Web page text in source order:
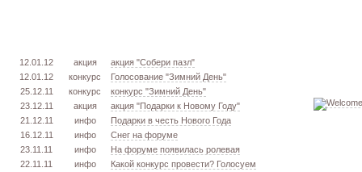
12.01.12 акция
акция "Собери пазл"
12.01.12
конкурс
Голосование "Зимний День"
25.12.11
конкурс
конкурс "Зимний День"
23.12.11
акция
акция "Подарки к Новому Году"
21.12.11
инфо
Подарки в честь Нового Года
16.12.11
инфо
Снег на форуме
23.11.11
инфо
На форуме появилась ролевая
22.11.11
инфо
Какой конкурс провести? Голосуем